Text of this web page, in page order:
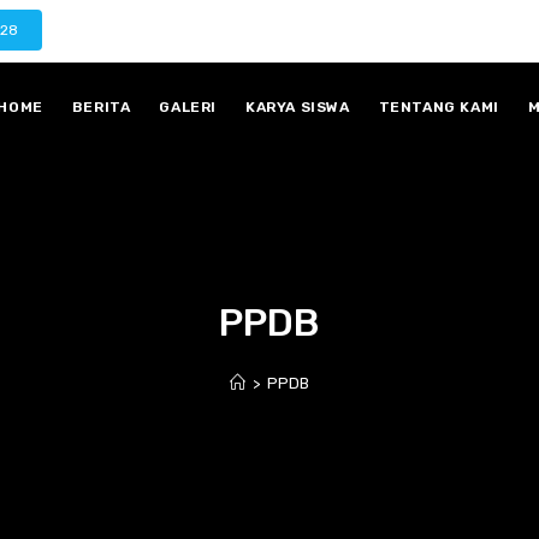
BERITA GALERI KARYA SISWA TENTANG KAMI
PPDB
> PPDB